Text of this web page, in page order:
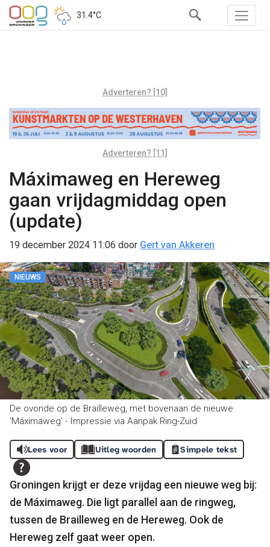
31.4°C
Adverteren? [10]
Adverteren? [11]
Máximaweg en Hereweg
gaan vrijdagmiddag open
(update)
19 december 2024 11:06 door Gert van Akkeren
NIEUWS
De ovonde op de Brailleweg, met bovenaan de nieuwe
'Máximaweg' - Impressie via Aanpak Ring-Zuid
Lees voor Uitleg woorden Simpele tekst
Groningen krijgt er deze vrijdag een nieuwe weg bij:
de Máximaweg. Die ligt parallel aan de ringweg,
tussen de Brailleweg en de Hereweg. Ook de
Hereweg zelf gaat weer open.